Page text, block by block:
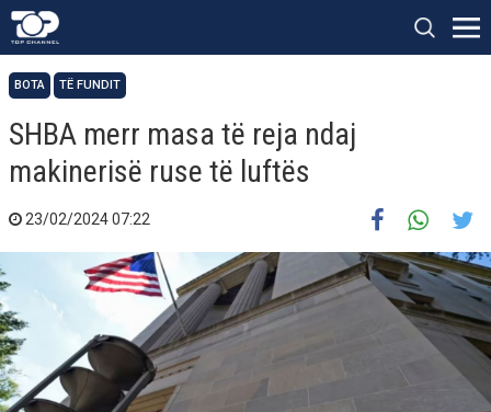
BOTA TË FUNDIT
SHBA merr masa të reja ndaj
makinerisë ruse të luftës
23/02/2024 07:22